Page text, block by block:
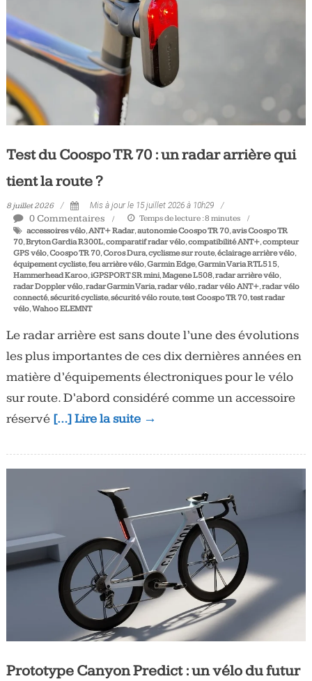
Tous
les
jours,
actualité
vélo
et
triathlon
Test du Coospo TR 70 : un radar arrière qui
tient la route ?
8 juillet 2026 Mis à jour le 15 juillet 2026 à 10h29
0 Commentaires Temps de lecture :8 minutes
accessoires vélo,ANT+ Radar,autonomie Coospo TR 70,avis Coospo TR
70,Bryton Gardia R300L,comparatif radar vélo,compatibilité ANT+,compteur
GPS vélo,Coospo TR 70,Coros Dura,cyclisme sur route,éclairage arrière vélo,
équipement cycliste,feu arrière vélo,Garmin Edge,Garmin Varia RTL515,
Hammerhead Karoo,iGPSPORT SR mini,Magene L508,radar arrière vélo,
radar Doppler vélo,radar Garmin Varia,radar vélo,radar vélo ANT+,radar vélo
connecté,sécurité cycliste,sécurité vélo route,test Coospo TR 70,test radar
vélo,Wahoo ELEMNT
Le radar arrière est sans doute l’une des évolutions
les plus importantes de ces dix dernières années en
matière d’équipements électroniques pour le vélo
sur route. D’abord considéré comme un accessoire
réservé […] Lire la suite →
Prototype Canyon Predict : un vélo du futur